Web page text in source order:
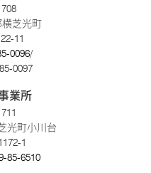
芝光町
11
0096/
0097
業所
光町小川台
1
85-6510